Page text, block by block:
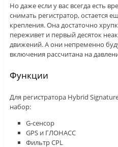
Но даже если у вас всегда есть
снимать регистратор, остается
крепления. Она достаточно
переживет и первый десяток
движений. А они непременно
включения рассчитана на
Функции
Для регистратора Hybrid
набор:
G-сенсор
GPS и ГЛОНАСС
Фильтр CPL